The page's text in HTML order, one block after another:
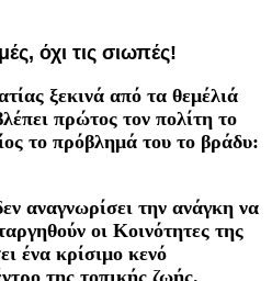
όχι τις σιωπές!
ξεκινά από τα θεμέλιά
πρώτος τον πολίτη το
το πρόβλημά του το βράδυ:
αναγνωρίσει την ανάγκη να
οι Κοινότητες της
ένα κρίσιμο κενό